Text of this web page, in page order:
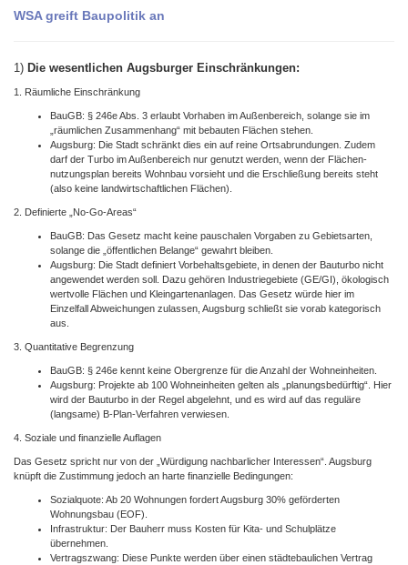
WSA greift Baupolitik an
1) Die wesentlichen Augsburger Einschränkungen:
​1. Räumliche Einschränkung
​BauGB: § 246e Abs. 3 erlaubt Vorhaben im Außen­bereich, solange sie im
„räumlichen Zusammen­hang“ mit bebauten Flächen stehen.
​
Augsburg: Die Stadt schränkt dies ein auf reine Orts­abrundungen. Zudem
darf der Turbo im Außen­bereich nur genutzt werden, wenn der Flächen­
nutzungs­plan bereits Wohnbau vorsieht und die Erschlie­ßung bereits steht
(also keine landwirt­schaft­lichen Flächen).
​2. Definierte „No-Go-Areas“
​BauGB: Das Gesetz macht keine pauschalen Vorgaben zu Gebietsarten,
solange die „öffent­lichen Belange“ gewahrt bleiben.
​Augsburg: Die Stadt definiert Vorbehalts­gebiete, in denen der Bauturbo nicht
angewendet werden soll. Dazu gehören Industrie­gebiete (GE/GI), ökologisch
wertvolle Flächen und Klein­garten­anlagen. Das Gesetz würde hier im
Einzelfall Abweichungen zulassen, Augsburg schließt sie vorab kategorisch
aus.
​3. Quantitative Begrenzung
​BauGB: § 246e kennt keine Obergrenze für die Anzahl der Wohneinheiten.
​Augsburg: Projekte ab 100 Wohneinheiten gelten als „planungs­bedürftig“. Hier
wird der Bauturbo in der Regel abgelehnt, und es wird auf das reguläre
(langsame) B-Plan-Verfahren verwiesen.
​4. Soziale und finanzielle Auflagen
Das Gesetz spricht nur von der „Würdigung nachbar­licher Interessen“. Augsburg
knüpft die Zustimmung jedoch an harte finan­zielle Bedingungen:
​Sozialquote: Ab 20 Wohnungen fordert Augsburg 30% geför­der­ten
Wohnungsbau (EOF).
​Infrastruktur: Der Bauherr muss Kosten für Kita- und Schul­plätze
übernehmen.
​Vertragszwang: Diese Punkte werden über einen städte­baulichen Vertrag